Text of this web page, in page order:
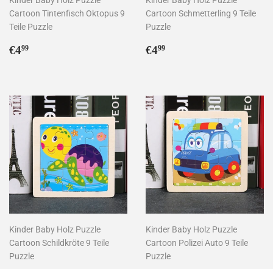
Cartoon Tintenfisch Oktopus 9
Teile Puzzle
Normaler
€499
Cartoon Schmetterling 9 Teile
Puzzle
Normaler
€499
Kinder Baby Holz Puzzle
Cartoon Schildkröte 9 Teile
Puzzle
Kinder Baby Holz Puzzle
Cartoon Polizei Auto 9 Teile
Puzzle